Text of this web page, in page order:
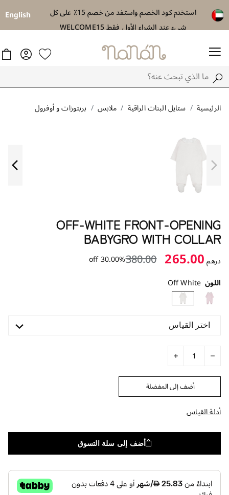
استخدم كود الخصم واستفد من خصم 15٪ على كل
شيء عند الشراء الأول فقط WELCOME15
توصيل مجاني
English
الرئيسية ستايل البنات الراقية ملابس بربتوزات و أوفرول
OFF-WHITE FRONT-OPENING
BABYGRO WITH COLLAR
درهم265.00
380.00
30.00% off
اللون Off White
اختر القياس
أضف إلى المفضلة
أدلة القياس
أضف إلى سلة التسوق